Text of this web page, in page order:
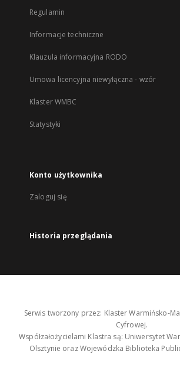
Regulamin
Informacje techniczne
Klauzula informacyjna RODO
Umowa licencyjna niewyłączna - wzór
Klaster WMBC
Statystyki
Konto użytkownika
Zaloguj się
Historia przeglądania
Serwis tworzony przez: Klaster Warmińsko-
Cyfrowej.
Współzałożycielami Klastra są: Uniwersytet
Olsztynie oraz Wojewódzka Biblioteka